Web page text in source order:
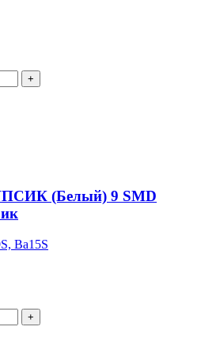
(Белый) 9 SMD
Ba15S